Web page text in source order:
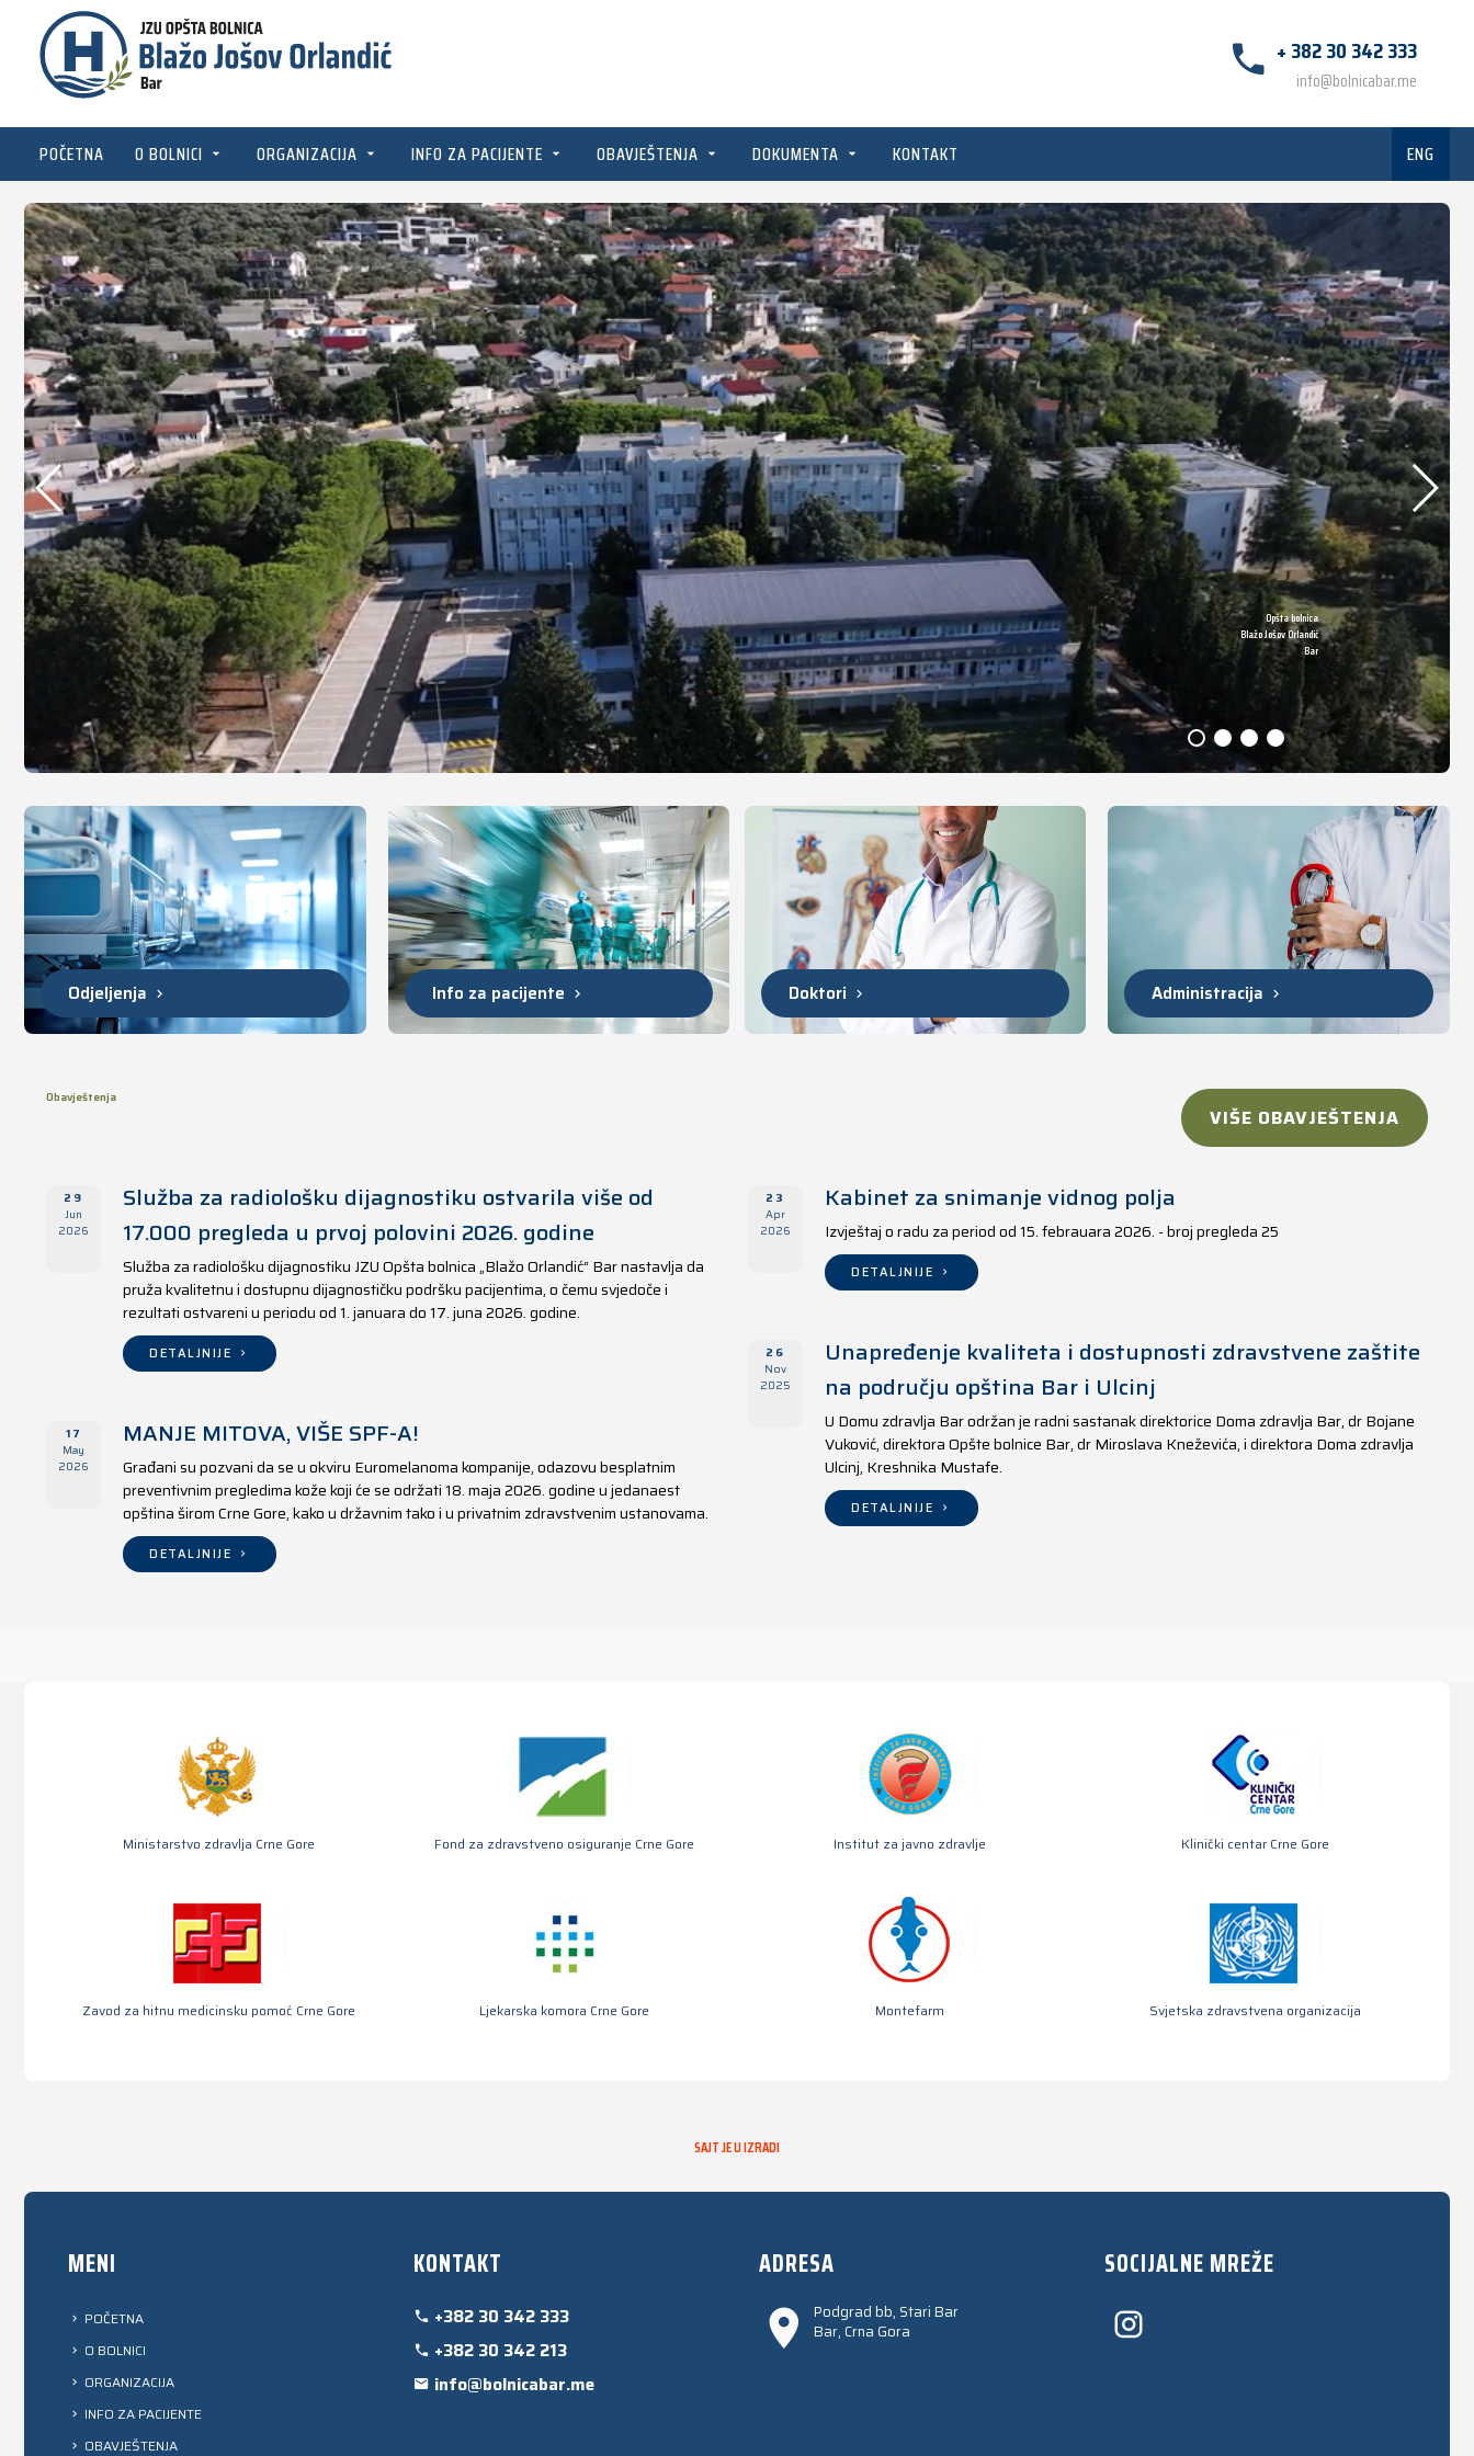
+ 382 30 342 333
info@bolnicabar.me
POČETNA O BOLNICI ORGANIZACIJA INFO ZA PACIJENTE OBAVJEŠTENJA DOKUMENTA KONTAKT ENG
Opšta bolnica
Blažo Jošov Orlandić
Bar
Odjeljenja
DETALJNIJE
Info za pacijente
DETALJNIJE
Doktori
DETALJNIJE
Administracija
DETALJNIJE
Obavještenja
VIŠE OBAVJEŠTENJA
29
Jun
2026
Služba za radiološku dijagnostiku ostvarila više od
17.000 pregleda u prvoj polovini 2026. godine
Služba za radiološku dijagnostiku JZU Opšta bolnica „Blažo Orlandić“ Bar nastavlja da
pruža kvalitetnu i dostupnu dijagnostičku podršku pacijentima, o čemu svjedoče i
rezultati ostvareni u periodu od 1. januara do 17. juna 2026. godine.
DETALJNIJE
17
May
2026
MANJE MITOVA, VIŠE SPF-A!
Građani su pozvani da se u okviru Euromelanoma kompanije, odazovu besplatnim
preventivnim pregledima kože koji će se održati 18. maja 2026. godine u jedanaest
opština širom Crne Gore, kako u državnim tako i u privatnim zdravstvenim ustanovama.
DETALJNIJE
23
Apr
2026
Kabinet za snimanje vidnog polja
Izvještaj o radu za period od 15. febrauara 2026. - broj pregleda 25
DETALJNIJE
26
Nov
2025
Unapređenje kvaliteta i dostupnosti zdravstvene zaštite
na području opština Bar i Ulcinj
U Domu zdravlja Bar održan je radni sastanak direktorice Doma zdravlja Bar, dr Bojane
Vuković, direktora Opšte bolnice Bar, dr Miroslava Kneževića, i direktora Doma zdravlja
Ulcinj, Kreshnika Mustafe.
DETALJNIJE
Ministarstvo zdravlja Crne Gore Fond za zdravstveno osiguranje Crne Gore Institut za javno zdravlje Klinički centar Crne Gore
Zavod za hitnu medicinsku pomoć Crne Gore Ljekarska komora Crne Gore Montefarm Svjetska zdravstvena organizacija
SAJT JE U IZRADI
MENI
POČETNA
O BOLNICI
ORGANIZACIJA
INFO ZA PACIJENTE
OBAVJEŠTENJA
KONTAKT
+382 30 342 333
+382 30 342 213
info@bolnicabar.me
ADRESA
Podgrad bb, Stari Bar
Bar, Crna Gora
SOCIJALNE MREŽE